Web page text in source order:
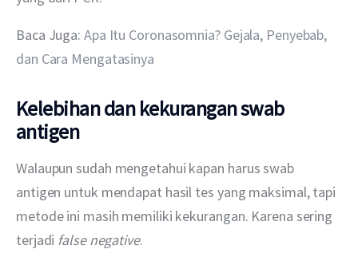
Baca Juga: Apa Itu Coronasomnia? Gejala, Penyebab,
dan Cara Mengatasinya
Kelebihan dan kekurangan swab
antigen
Walaupun sudah mengetahui kapan harus swab
antigen untuk mendapat hasil tes yang maksimal, tapi
metode ini masih memiliki kekurangan. Karena sering
terjadi false negative.